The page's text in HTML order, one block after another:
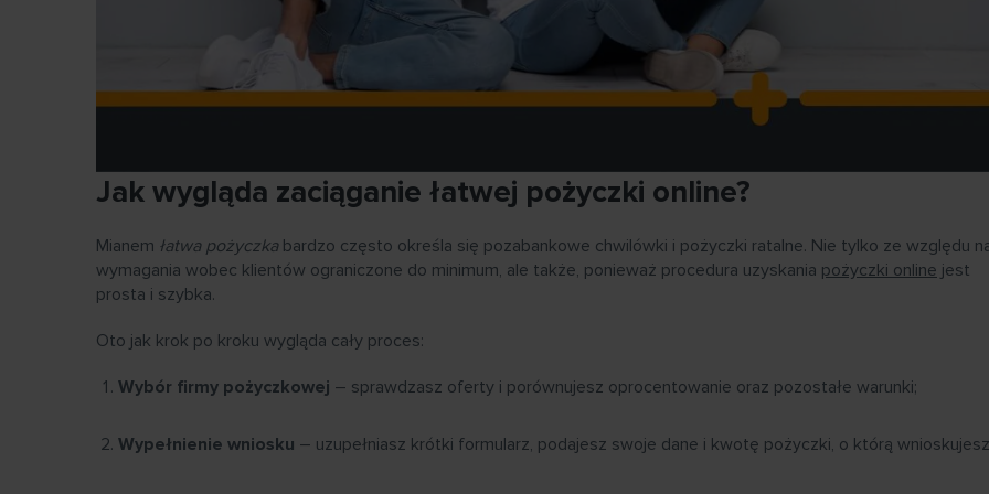
Jak wygląda zaciąganie łatwej pożyczki online?
Mianem łatwa pożyczkabardzo często określa się pozabankowe chwilówki i pożyczki ratalne. Nie tylko ze względu
wymagania wobec klientów ograniczone do minimum, ale także, ponieważ procedura uzyskania pożyczki online jest
prosta i szybka.
Oto jak krok po kroku wygląda cały proces:
Wybór firmy pożyczkowej – sprawdzasz oferty i porównujesz oprocentowanie oraz pozostałe warunki;
Wypełnienie wniosku – uzupełniasz krótki formularz, podajesz swoje dane i kwotę pożyczki, o którą